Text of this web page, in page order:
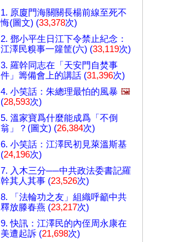
1. 原廈門海關關長楊前線至死不
悔(圖文) (33,378次)
2. 鄧小平生日江下令禁止紀念：
江澤民糗事一籮筐(六) (33,119次)
3. 羅幹同志在「天安門自焚事
件」籌備會上的講話 (31,396次)
4. 小笑話：朱總理最怕的風暴 🖼️
(28,593次)
5. 溫家寶爲什麼能成爲「不倒
翁」？(圖文) (26,384次)
6. 小笑話：江澤民初見萊溫斯基
(24,196次)
7. 入木三分──中共政法委書記羅
幹其人其事 (23,526次)
8. 「法輪功之友」組織呼籲中共
釋放滕春燕 (23,217次)
9. 快訊：江澤民的內侄周永康在
美遭起訴 (21,698次)